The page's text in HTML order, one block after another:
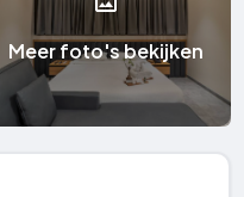
Meer foto's bekijken